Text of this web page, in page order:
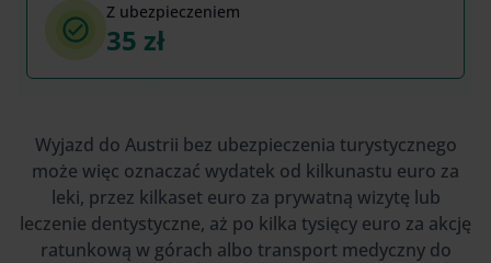
Z ubezpieczeniem
35 zł
Wyjazd do Austrii bez ubezpieczenia turystycznego
może więc oznaczać wydatek od kilkunastu euro za
leki, przez kilkaset euro za prywatną wizytę lub
leczenie dentystyczne, aż po kilka tysięcy euro za akcję
ratunkową w górach albo transport medyczny do